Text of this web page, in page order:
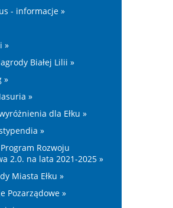
- informacje »
»
Białej Lilii »
»
»
dla Ełku »
»
Rozwoju
2.0. na lata 2021-2025 »
Miasta Ełku »
Pozarządowe »